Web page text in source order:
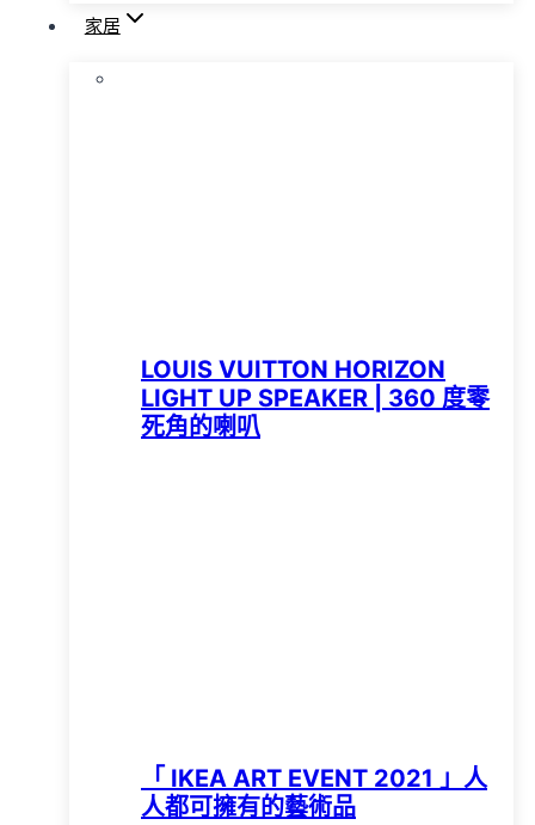
家居
LOUIS VUITTON HORIZON
LIGHT UP SPEAKER | 360 度零
死角的喇叭
「 IKEA ART EVENT 2021 」人
人都可擁有的藝術品